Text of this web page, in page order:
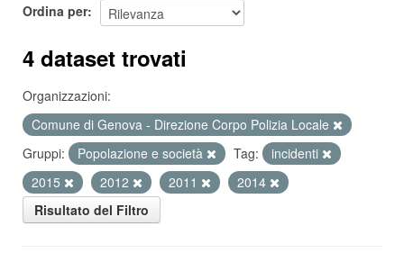
Ordina per
4 dataset trovati
Organizzazioni:
Comune di Genova - Direzione Corpo Polizia Locale
Gruppi:
Popolazione e società Tag:
incidenti
2015
2012 2011
2014
Risultato del Filtro